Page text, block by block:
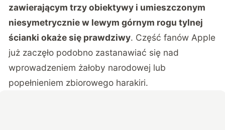
zawierającym trzy obiektywy i umieszczonym
niesymetrycznie w lewym górnym rogu tylnej
ścianki okaże się prawdziwy. Część fanów Apple
już zaczęło podobno zastanawiać się nad
wprowadzeniem żałoby narodowej lub
popełnieniem zbiorowego harakiri.